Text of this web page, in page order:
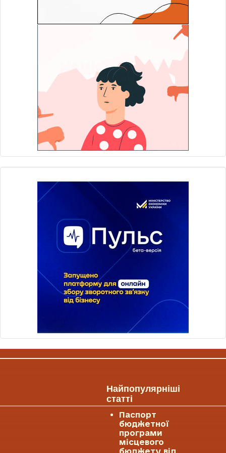
Найпопулярніші
статті
Паспорт
бюджетної
програми
місцевого
бюджету від